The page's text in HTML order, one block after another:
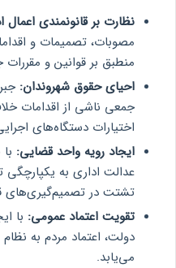
نظارت بر قانونمندی اعمال
مصوبات، تصمیمات و
منطبق بر قوانین و
احیای حقوق شهروندان:
جمعی ناشی از اقدامات
اختیارات دستگاه‌های
ایجاد رویه واحد قضایی:
عدالت اداری به یکپارچگی
تشتت در
تقویت اعتماد عمومی: با
دولت، اعتماد مردم به
می‌یابد.